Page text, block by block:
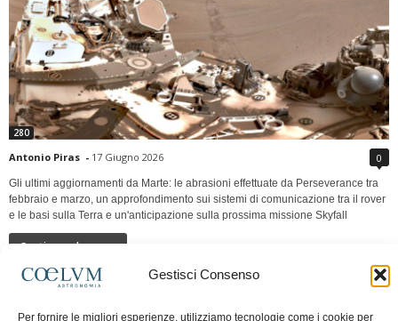
Gestisci Consenso
Per fornire le migliori esperienze, utilizziamo tecnologie come i cookie per
280
Antonio Piras - 17 Giugno 2026 0
Gli ultimi aggiornamenti da Marte: le abrasioni effettuate da Perseverance tra
febbraio e marzo, un approfondimento sui sistemi di comunicazione tra il rover
e le basi sulla Terra e un'anticipazione sulla prossima missione Skyfall
Continua a leggere